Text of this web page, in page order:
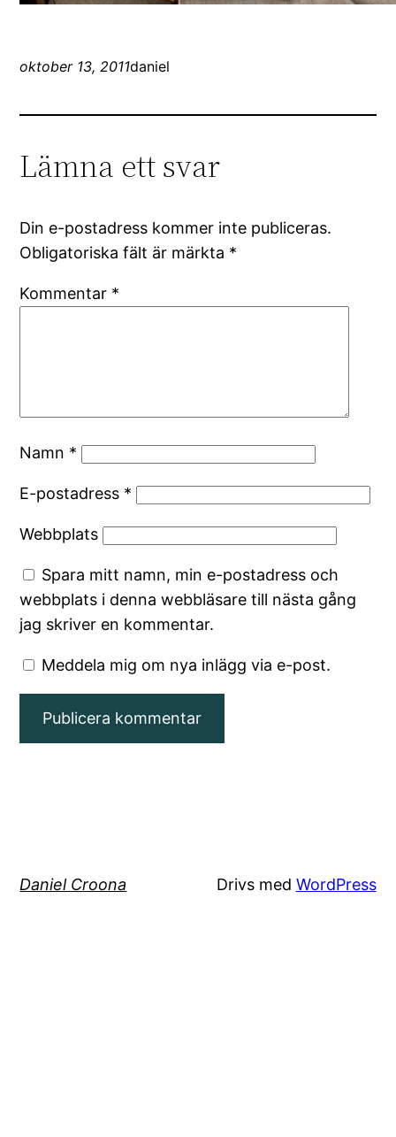
oktober 13, 2011daniel
Lämna ett svar
Din e-postadress kommer inte publiceras.
Obligatoriska fält är märkta *
Kommentar *
Namn *
E-postadress *
Webbplats
Spara mitt namn, min e-postadress och
webbplats i denna webbläsare till nästa gång
jag skriver en kommentar.
Meddela mig om nya inlägg via e-post.
Daniel Croona Drivs med WordPress